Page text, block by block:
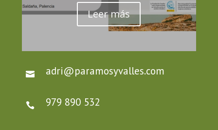
Leer más
 adri@paramosyvalles.com
 979 890 532